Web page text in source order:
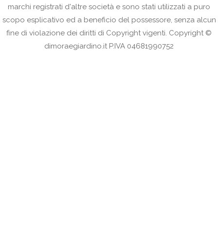
marchi registrati d'altre società e sono stati utilizzati a puro
scopo esplicativo ed a beneficio del possessore, senza alcun
fine di violazione dei diritti di Copyright vigenti. Copyright ©
dimoraegiardino.it P.IVA 04681990752